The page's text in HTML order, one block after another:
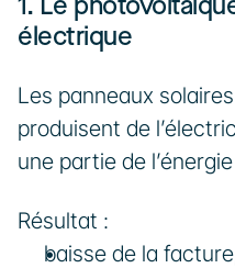
1. Le
électrique
Les panneaux solaires
produisent de
une partie de
Résultat :
baisse de la